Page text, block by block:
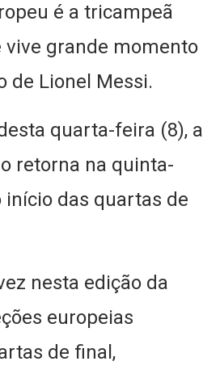
é a tricampeã
vive grande momento
de Lionel Messi.
quarta-feira (8), a
retorna na quinta-
início das quartas de
nesta edição da
europeias
de final,